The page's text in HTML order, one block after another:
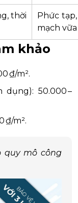
thời
Phức
mạch vữa
khảo
₫/m².
50.000 –
₫/m².
quy mô công